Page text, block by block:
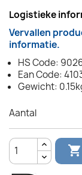
Logistieke
Vervallen
informatie.
HS Code:
Ean Code:
Gewicht:
Aantal
